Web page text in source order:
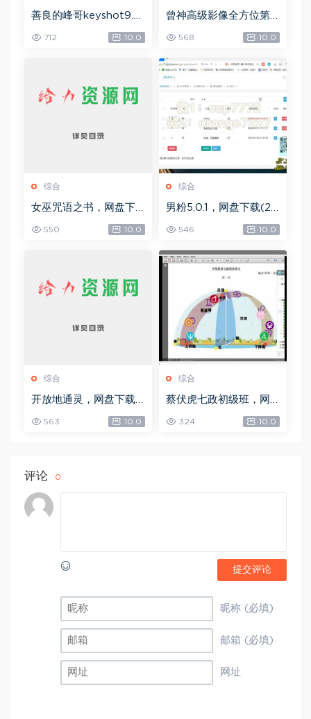
善良的峰哥keyshot9.0
自学宝典，网盘下载(2.3
6G)
712 10.0
曾神高级影像全方位第
四期，网盘下载(49.08
G)
568 10.0
综合
女巫咒语之书，网盘下
550 10.0
综合
男粉5.0.1，网盘下载(25
546 10.0
综合
开放地通灵，网盘下载
563 10.0
综合
蔡伏虎七政初级班，网
324 10.0
评论 0
提交评论
昵称 (必填)
邮箱 (必填)
网址